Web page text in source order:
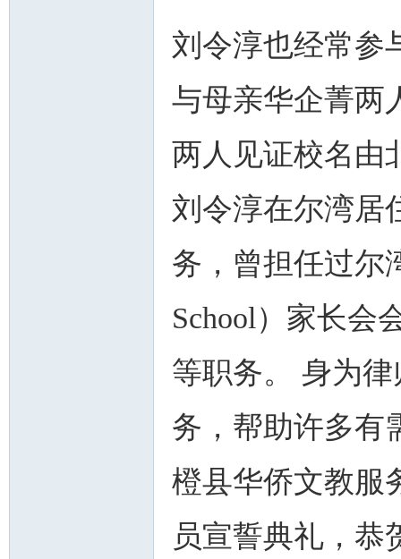
刘令淳也经常参
与母亲华企菁两
两人见证校名由
刘令淳在尔湾居
务，曾担任过尔
School）家长会
等职务。 身为
务，帮助许多有
橙县华侨文教服
员宣誓典礼，恭